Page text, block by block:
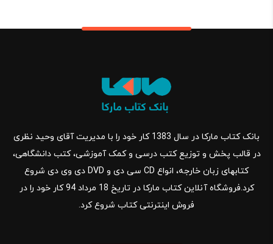
بانک کتاب مارکا در سال 1383 کار خود را با مدیریت آقای وحید نظری
در قالب پخش و توزیع کتب درسی و کمک آموزشی، کتب دانشگاهی،
کتابهای زبان خارجه، انواع CD سی دی و DVD دی وی دی شروع
کرد.فروشگاه آنلاین کتاب مارکا در تاریخ 18 مرداد 94 کار خود را در
فروش اینترنتی کتاب شروع کرد.